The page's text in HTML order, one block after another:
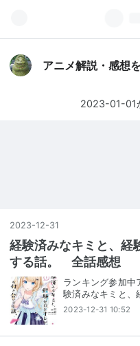
アニメ解説・感想
2023-01-01
2023-12-31
経験済みなキミと、経
する話。 全話感想
ランキング参加
験済みなキミと、
2023-12-31 10:52